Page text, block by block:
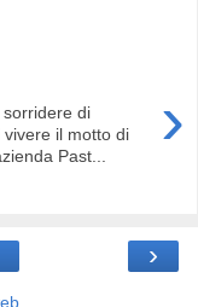
›
sorridere di
vivere il motto di
Past...
›